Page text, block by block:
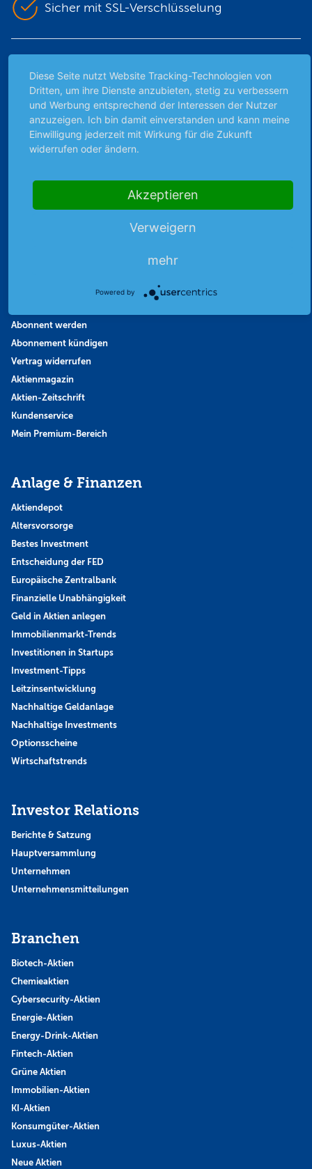
Sicher mit SSL-Verschlüsselung
Archiv
Börsenbericht
Börsengerüchte
Börsengespräche
Favoriten
Abonnent werden
Abonnement kündigen
Vertrag widerrufen
Aktienmagazin
Aktien-Zeitschrift
Kundenservice
Mein Premium-Bereich
Anlage & Finanzen
Aktiendepot
Altersvorsorge
Bestes Investment
Entscheidung der FED
Europäische Zentralbank
Finanzielle Unabhängigkeit
Geld in Aktien anlegen
Immobilienmarkt-Trends
Investitionen in Startups
Investment-Tipps
Leitzinsentwicklung
Nachhaltige Geldanlage
Nachhaltige Investments
Optionsscheine
Wirtschaftstrends
Investor Relations
Berichte & Satzung
Hauptversammlung
Unternehmen
Unternehmensmitteilungen
Branchen
Biotech-Aktien
Chemieaktien
Cybersecurity-Aktien
Energie-Aktien
Energy-Drink-Aktien
Fintech-Aktien
Grüne Aktien
Immobilien-Aktien
KI-Aktien
Konsumgüter-Aktien
Luxus-Aktien
Neue Aktien
Diese Seite nutzt Website Tracking-Technologien von
Dritten, um ihre Dienste anzubieten, stetig zu verbessern
und Werbung entsprechend der Interessen der Nutzer
anzuzeigen. Ich bin damit einverstanden und kann meine
Einwilligung jederzeit mit Wirkung für die Zukunft
widerrufen oder ändern.
Akzeptieren
Verweigern
mehr
Powered by